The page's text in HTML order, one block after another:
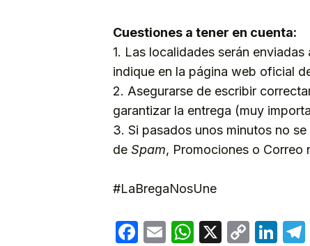
Cuestiones a tener en cuenta:
1. Las localidades serán
indique en la página web oficial
2. Asegurarse de escribir
garantizar la entrega (muy
3. Si pasados unos minutos no
de Spam, Promociones o Correo
#LaBregaNosUne
Facebook
EmailWhatsApp
X
Copy